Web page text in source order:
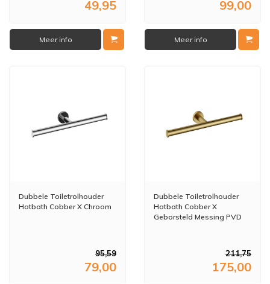
49,95
Meer info
99,00
Meer info
Dubbele Toiletrolhouder
Hotbath Cobber X Chroom
95,59
79,00
Dubbele Toiletrolhouder
Hotbath Cobber X
Geborsteld Messing PVD
211,75
175,00